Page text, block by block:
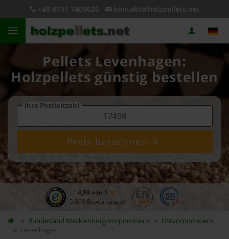
+49 8731 7409626 kontakt@holzpellets.net
Pellets Levenhagen:
Holzpellets günstig bestellen
Ihre Postleitzahl
Preis berechnen
4,93 von 5
5.090 Bewertungen
Bundesland Mecklenburg-Vorpommern
Ostvorpommern
Levenhagen